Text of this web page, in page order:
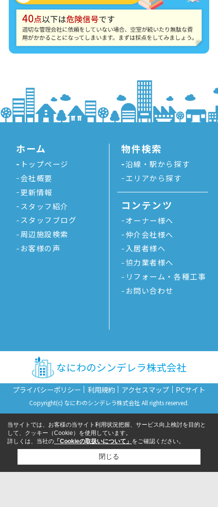
ホーム
トップページ
会社概要
更新情報
スタッフ紹介
スタッフブログ
周辺施設検索
お客様の声
物件検索
沿線・駅から探す
エリアから探す
コンテンツ
オーナー様へ
仲介会社様へ
入居者様へ
協力業者様へ
リフォーム・各種工事
お問い合わせ
プライバシーポリシー 利用規約 アクセスマップ PCサイト
Copyright(c) なにわのシンデレラ株式会社 All rights reserved.
当サイトでは、お客様の当サイト利用状況把握、サービス向上検討を目的と
して、クッキー（Cookie）を使用しています。
詳しくは、当社の 「Cookieの取扱いについて」 をご確認ください。
閉じる